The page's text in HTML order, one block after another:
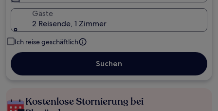
Gäste
2 Reisende, 1 Zimmer
Ich reise geschäftlich
Suchen
Kostenlose Stornierung bei